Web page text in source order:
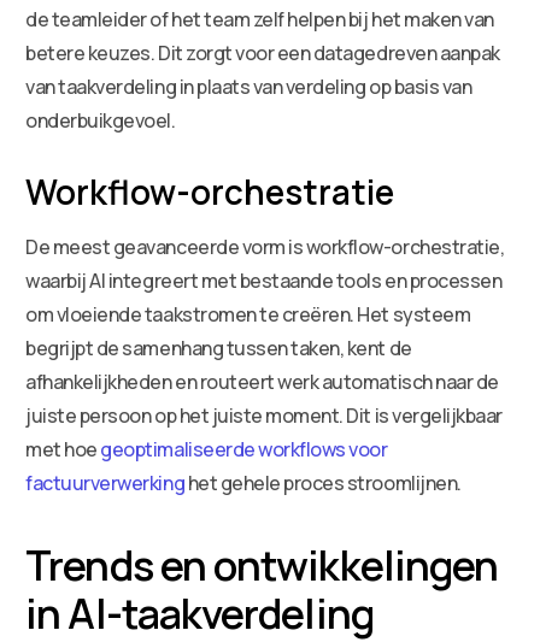
de teamleider of het team zelf helpen bij het maken van
betere keuzes. Dit zorgt voor een datagedreven aanpak
van taakverdeling in plaats van verdeling op basis van
onderbuikgevoel.
Workflow-orchestratie
De meest geavanceerde vorm is workflow-orchestratie,
waarbij AI integreert met bestaande tools en processen
om vloeiende taakstromen te creëren. Het systeem
begrijpt de samenhang tussen taken, kent de
afhankelijkheden en routeert werk automatisch naar de
juiste persoon op het juiste moment. Dit is vergelijkbaar
met hoegeoptimaliseerde workflows voor
factuurverwerkinghet gehele proces stroomlijnen.
Trends en ontwikkelingen
in AI-taakverdeling